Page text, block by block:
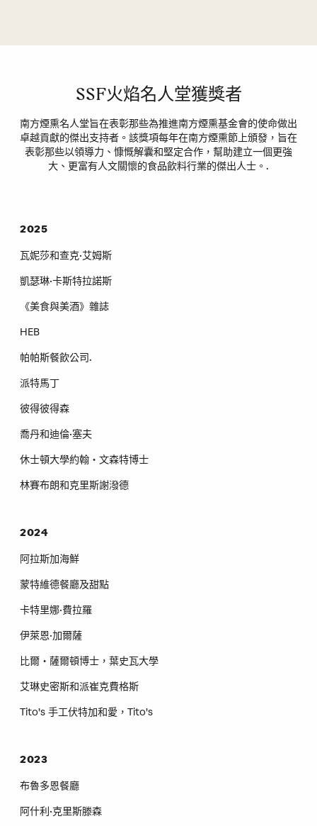
SSF火焰名人堂獲獎者
南方煙熏名人堂旨在表彰那些為推進南方煙熏基金會的使命做出
卓越貢獻的傑出支持者。該獎項每年在南方煙熏節上頒發，旨在
表彰那些以領導力、慷慨解囊和堅定合作，幫助建立一個更強
大、更富有人文關懷的食品飲料行業的傑出人士。.
2025
瓦妮莎和查克·艾姆斯
凱瑟琳·卡斯特拉諾斯
《美食與美酒》雜誌
HEB
帕帕斯餐飲公司.
派特馬丁
彼得彼得森
喬丹和迪倫·塞夫
休士頓大學約翰‧文森特博士
林賽布朗和克里斯謝潑德
2024
阿拉斯加海鮮
蒙特維德餐廳及甜點
卡特里娜·費拉羅
伊萊恩·加爾薩
比爾‧薩爾頓博士，葉史瓦大學
艾琳史密斯和派崔克費格斯
Tito's 手工伏特加和愛，Tito's
2023
布魯多恩餐廳
阿什利·克里斯滕森